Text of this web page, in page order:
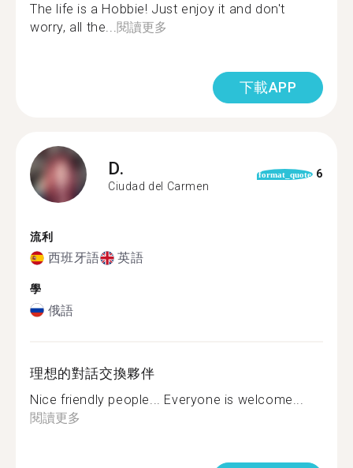
The life is a Hobbie! Just enjoy it and don't
worry, all the... 閱讀更多
下載APP
D.
Ciudad del Carmen
format_quote 6
流利
西班牙語 英語
學
俄語
理想的對話交換夥伴
Nice friendly people... Everyone is welcome...
閱讀更多